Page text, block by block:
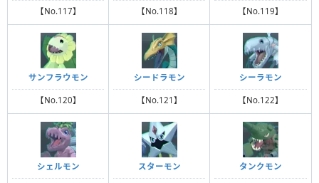
【No.117】 【No.118】 【No.119】
サンフラウモン
【No.120】
シードラモン
【No.121】
シーラモン
【No.122】
シェルモン スターモン タンクモン